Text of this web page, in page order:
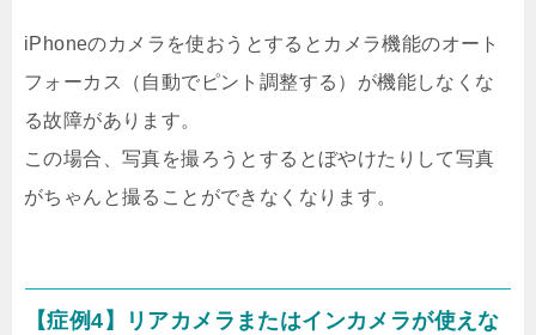
iPhoneのカメラを使おうとするとカメラ機能のオート
フォーカス（自動でピント調整する）が機能しなくな
る故障があります。
この場合、写真を撮ろうとするとぼやけたりして写真
がちゃんと撮ることができなくなります。
【症例4】リアカメラまたはインカメラが使えな